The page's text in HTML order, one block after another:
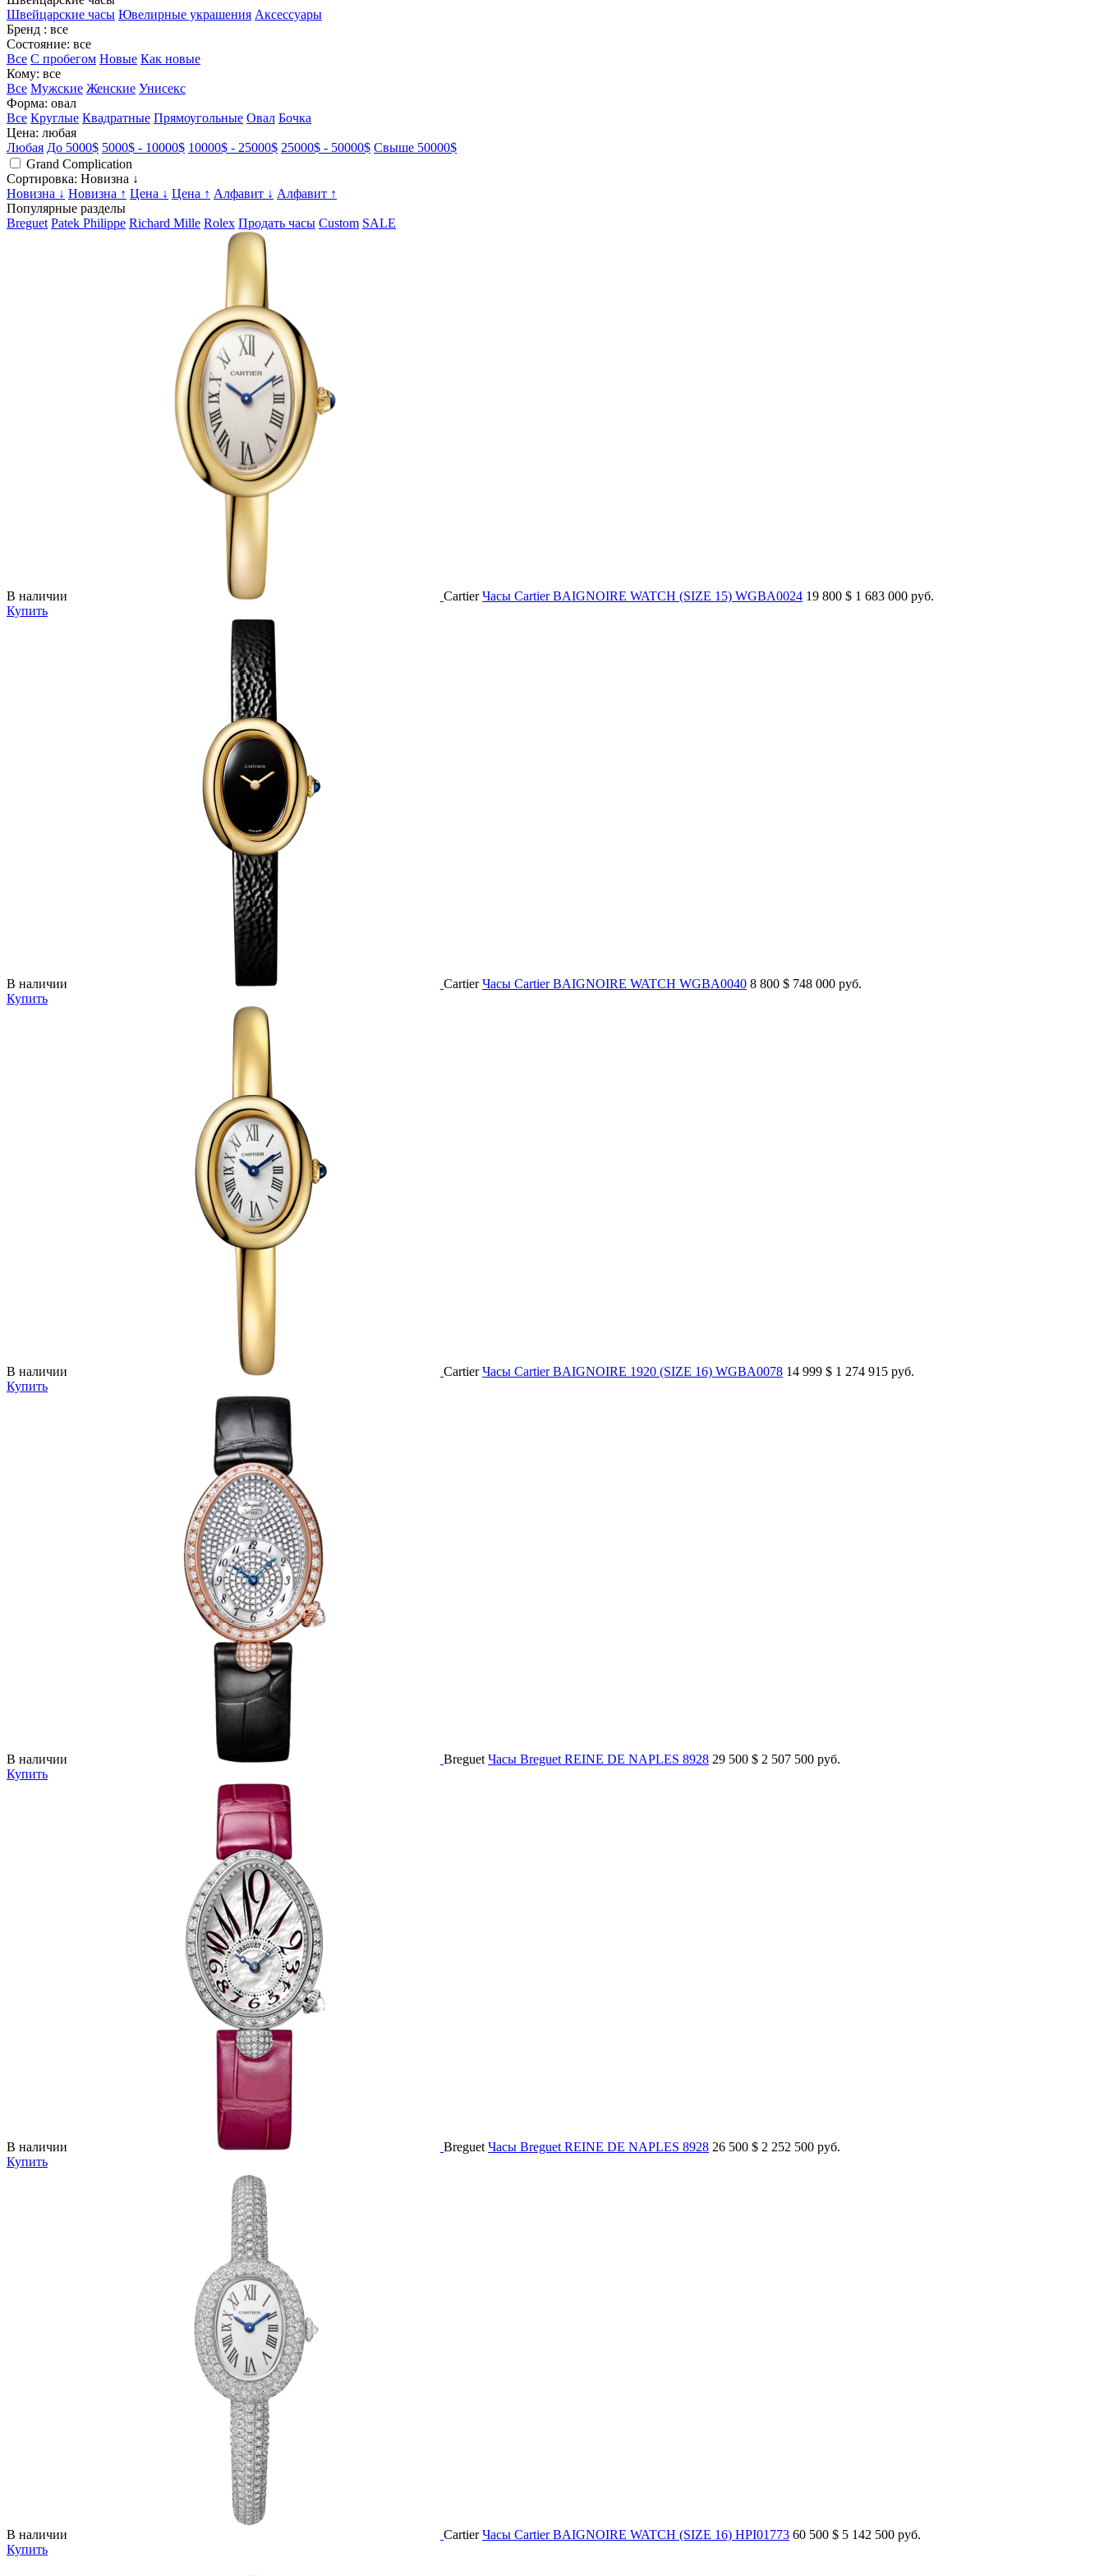
Швейцарские часы Ювелирные украшения Аксессуары
Бренд : все
Состояние: все
Все С пробегом Новые Как новые
Кому: все
Все Мужские Женские Унисекс
Форма: овал
Все Круглые Квадратные Прямоугольные Овал Бочка
Цена: любая
Любая До 5000$ 5000$ - 10000$ 10000$ - 25000$ 25000$ - 50000$ Свыше 50000$
Grand Complication
Сортировка: Новизна ↓
Новизна ↓ Новизна ↑ Цена ↓ Цена ↑ Алфавит ↓ Алфавит ↑
Популярные разделы
Breguet Patek Philippe Richard Mille Rolex Продать часы Custom SALE
В наличии Cartier Часы Cartier BAIGNOIRE WATCH (SIZE 15) WGBA0024 19 800 $ 1 683 000 руб.
Купить
В наличии Cartier Часы Cartier BAIGNOIRE WATCH WGBA0040 8 800 $ 748 000 руб.
Купить
В наличии Cartier Часы Cartier BAIGNOIRE 1920 (SIZE 16) WGBA0078 14 999 $ 1 274 915 руб.
Купить
В наличии Breguet Часы Breguet REINE DE NAPLES 8928 29 500 $ 2 507 500 руб.
Купить
В наличии Breguet Часы Breguet REINE DE NAPLES 8928 26 500 $ 2 252 500 руб.
Купить
В наличии Cartier Часы Cartier BAIGNOIRE WATCH (SIZE 16) HPI01773 60 500 $ 5 142 500 руб.
Купить